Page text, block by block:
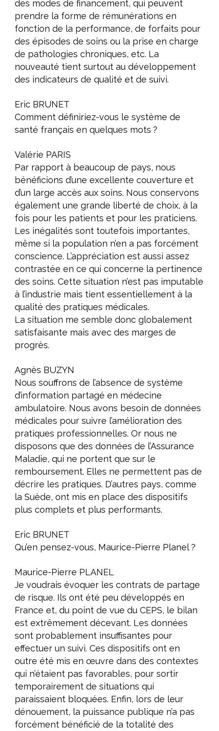
des modes de financement, qui peuvent
prendre la forme de rémunérations en
fonction de la performance, de forfaits pour
des épisodes de soins ou la prise en charge
de pathologies chroniques, etc. La
nouveauté tient surtout au développement
des indicateurs de qualité et de suivi.
Eric BRUNET
Comment définiriez-vous le système de
santé français en quelques mots ?
Valérie PARIS
Par rapport à beaucoup de pays, nous
bénéficions d’une excellente couverture et
d’un large accès aux soins. Nous conservons
également une grande liberté de choix, à la
fois pour les patients et pour les praticiens.
Les inégalités sont toutefois importantes,
même si la population n’en a pas forcément
conscience. L’appréciation est aussi assez
contrastée en ce qui concerne la pertinence
des soins. Cette situation n’est pas imputable
à l’industrie mais tient essentiellement à la
qualité des pratiques médicales.
La situation me semble donc globalement
satisfaisante mais avec des marges de
progrès.
Agnès BUZYN
Nous souffrons de l’absence de système
d’information partagé en médecine
ambulatoire. Nous avons besoin de données
médicales pour suivre l’amélioration des
pratiques professionnelles. Or nous ne
disposons que des données de l’Assurance
Maladie, qui ne portent que sur le
remboursement. Elles ne permettent pas de
décrire les pratiques. D’autres pays, comme
la Suède, ont mis en place des dispositifs
plus complets et plus performants.
Eric BRUNET
Qu’en pensez-vous, Maurice-Pierre Planel ?
Maurice-Pierre PLANEL
Je voudrais évoquer les contrats de partage
de risque. Ils ont été peu développés en
France et, du point de vue du CEPS, le bilan
est extrêmement décevant. Les données
sont probablement insuffisantes pour
effectuer un suivi. Ces dispositifs ont en
outre été mis en œuvre dans des contextes
qui n’étaient pas favorables, pour sortir
temporairement de situations qui
paraissaient bloquées. Enfin, lors de leur
dénouement, la puissance publique n’a pas
forcément bénéficié de la totalité des